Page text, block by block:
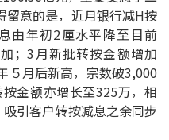
留意的是，近月银行减H按
由年初2厘水平降至目前
；3月新批转按金额增加
５月后新高，宗数破3,000
金额亦增长至325万，相
引客户转按减息之余同步